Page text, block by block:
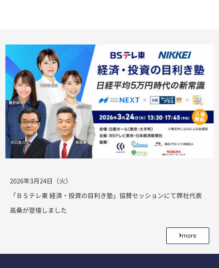
2026年3月24日（火）
「ＢＳテレ東 経済・投資の目利き塾」協賛セッションにて弊社代表
高桑が登壇しました
more